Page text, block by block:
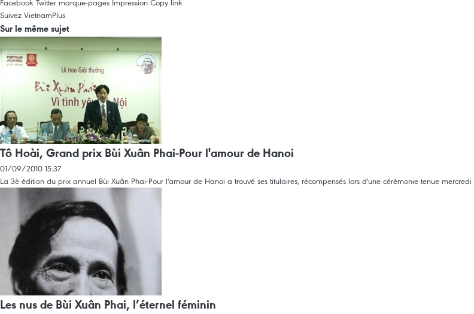
Facebook Twitter marque-pages Impression Copy link
Suivez VietnamPlus
Sur le même sujet
Tô Hoài, Grand prix Bùi Xuân Phai-Pour l'amour de Hanoi
01/09/2010 15:37
La 3è édition du prix annuel Bùi Xuân Phai-Pour l'amour de Hanoi a trouvé ses titulaires, récompensés lors d'une cérémonie tenue
Les nus de Bùi Xuân Phai, l’éternel féminin